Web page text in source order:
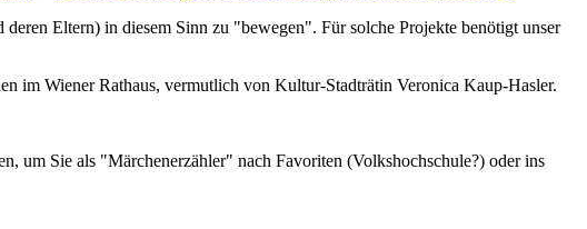
Eltern) in diesem Sinn zu "bewegen". Für solche Projekte benötigt unser
im Wiener Rathaus, vermutlich von Kultur-Stadträtin Veronica Kaup-Hasler.
um Sie als "Märchenerzähler" nach Favoriten (Volkshochschule?) oder ins